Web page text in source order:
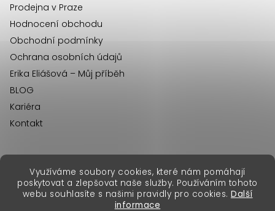
Využíváme soubory cookies, které nám pomáhají
poskytovat a zlepšovat naše služby. Používáním tohoto
webu souhlasíte s našimi pravidly pro cookies. Další
informace
Prodejna v Praze
Hodnocení obchodu
Obchodní podmínky
Ochrana osobních údajů
Erika Eliášová – Můj příběh
BLOG
Kariéra
Kontakt
Vytvořil Shoptet Premium
Copyright 2026Erika Fashion. Všechna práva vyhrazena.
erikafashion.sk